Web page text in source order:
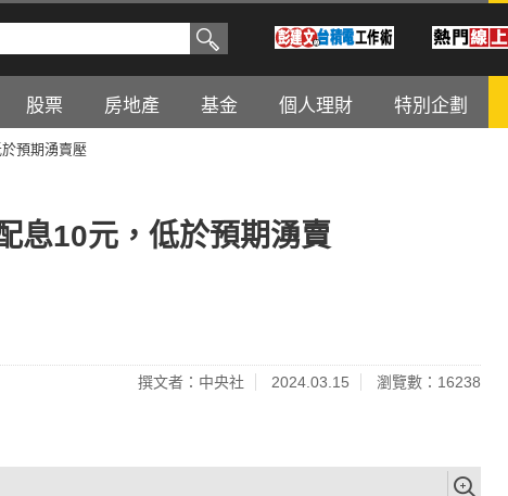
股票 房地產 基金 個人理財 特別企劃
預期湧賣壓
息10元，低於預期湧賣
撰文者：中央社 2024.03.15 瀏覽數：16238